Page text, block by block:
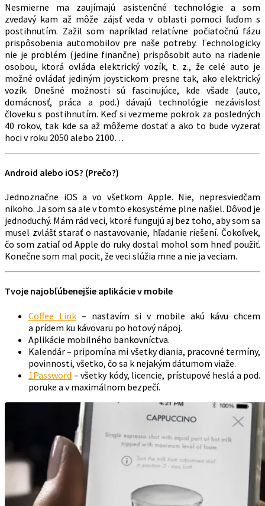
Nesmierne ma zaujímajú asistenčné technológie a som
zvedavý kam až môže zájsť veda v oblasti pomoci ľuďom s
postihnutím. Zažil som napríklad relatívne počiatočnú fázu
prispôsobenia automobilov pre naše potreby. Technologicky
nie je problém (jedine finančne) prispôsobiť auto na riadenie
osobou, ktorá ovláda elektrický vozík, t. z., že celé auto je
možné ovládať jediným joystickom presne tak, ako elektrický
vozík. Dnešné možnosti sú fascinujúce, kde všade (auto,
domácnosť, práca a pod.) dávajú technológie nezávislosť
človeku s postihnutím. Keď si vezmeme pokrok za posledných
40 rokov, tak kde sa až môžeme dostať a ako to bude vyzerať
hoci v roku 2050 alebo 2100…
Android alebo iOS? (Prečo?)
Jednoznačne iOS a vo všetkom Apple. Nie, nepresviedčam
nikoho. Ja som sa ale v tomto ekosystéme plne našiel. Dôvod je
jednoduchý. Mám rád veci, ktoré fungujú aj bez toho, aby som sa
musel zvlášť starať o nastavovanie, hľadanie riešení. Čokoľvek,
čo som zatiaľ od Apple do ruky dostal mohol som hneď použiť.
Konečne som mal pocit, že veci slúžia mne a nie ja veciam.
Tvoje najobľúbenejšie aplikácie v mobile
Coffee Link – nastavím si v mobile akú kávu chcem
a prídem ku kávovaru po hotový nápoj.
Aplikácie mobilného bankovníctva.
Kalendár – pripomína mi všetky diania, pracovné termíny,
povinnosti, všetko, čo sa k nejakým dátumom viaže.
1Password – všetky kódy, licencie, prístupové heslá a pod.
poruke a v maximálnom bezpečí.